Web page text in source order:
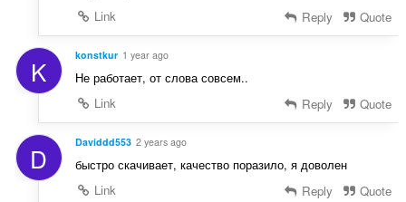
Link
Reply Quote
K konstkur 1 year ago
Не работает, от слова совсем..
Link
Reply Quote
D Daviddd553 2 years ago
быстро скачивает, качество поразило, я доволен
Link
Reply Quote